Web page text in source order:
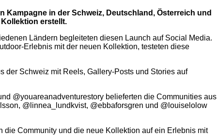
in der Schweiz, Deutschland, Österreich und
erstellt.
Ländern begleiteten diesen Launch auf Social Media.
Erlebnis mit der neuen Kollektion, testeten diese
der Schweiz mit Reels, Gallery-Posts und Stories auf
@youareanadventurestory belieferten die Communities aus
@linnea_lundkvist, @ebbaforsgren und @louiselolow
Community und die neue Kollektion auf ein Erlebnis mit